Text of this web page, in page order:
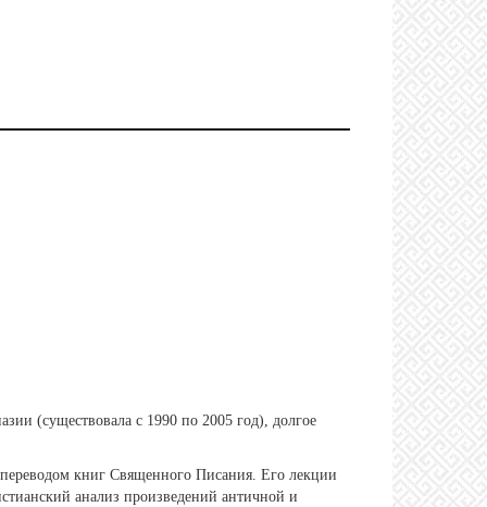
(существовала с 1990 по 2005 год), долгое
книг Священного Писания. Его лекции
анализ произведений античной и